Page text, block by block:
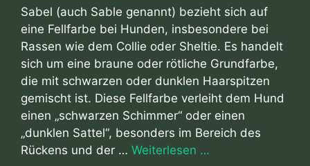
Sabel (auch Sable genannt) bezieht sich auf
eine Fellfarbe bei Hunden, insbesondere bei
Rassen wie dem Collie oder Sheltie. Es handelt
sich um eine braune oder rötliche Grundfarbe,
die mit schwarzen oder dunklen Haarspitzen
gemischt ist. Diese Fellfarbe verleiht dem Hund
einen „schwarzen Schimmer“ oder einen
„dunklen Sattel“, besonders im Bereich des
Rückens und der … Weiterlesen …